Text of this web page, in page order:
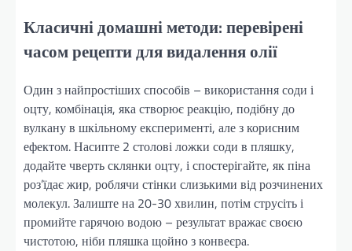
Класичні домашні методи: перевірені
часом рецепти для видалення олії
Один з найпростіших способів – використання соди і
оцту, комбінація, яка створює реакцію, подібну до
вулкану в шкільному експерименті, але з корисним
ефектом. Насипте 2 столові ложки соди в пляшку,
додайте чверть склянки оцту, і спостерігайте, як піна
роз’їдає жир, роблячи стінки слизькими від розчинених
молекул. Залиште на 20-30 хвилин, потім струсіть і
промийте гарячою водою – результат вражає своєю
чистотою, ніби пляшка щойно з конвеєра.